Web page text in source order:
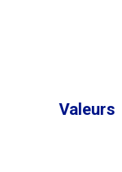
Valeurs